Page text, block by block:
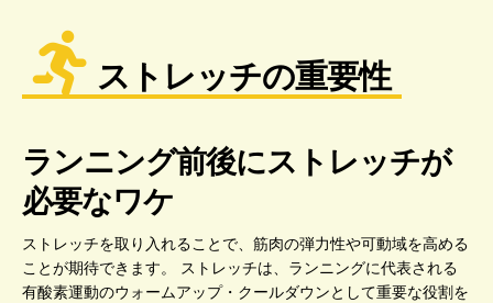
ストレッチの重要性
ランニング前後にストレッチが
必要なワケ
ストレッチを取り入れることで、筋肉の弾力性や可動域を高める
ことが期待できます。 ストレッチは、ランニングに代表される
有酸素運動のウォームアップ・クールダウンとして重要な役割を